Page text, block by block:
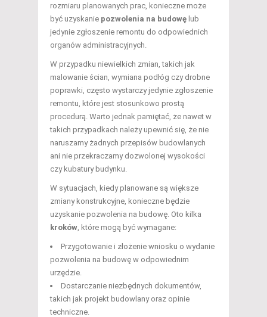
rozmiaru planowanych prac, konieczne może
być uzyskanie pozwolenia na budowę lub
jedynie zgłoszenie remontu do odpowiednich
organów administracyjnych.
W przypadku niewielkich zmian, takich jak
malowanie ścian, wymiana podłóg czy drobne
poprawki, często wystarczy jedynie zgłoszenie
remontu, które jest stosunkowo prostą
procedurą. Warto jednak pamiętać, że nawet w
takich przypadkach należy upewnić się, że nie
naruszamy żadnych przepisów budowlanych
ani nie przekraczamy dozwolonej wysokości
czy kubatury budynku.
W sytuacjach, kiedy planowane są większe
zmiany konstrukcyjne, konieczne będzie
uzyskanie pozwolenia na budowę. Oto kilka
kroków , które mogą być wymagane:
Przygotowanie i złożenie wniosku o wydanie
pozwolenia na budowę w odpowiednim
urzędzie.
Dostarczanie niezbędnych dokumentów,
takich jak projekt budowlany oraz opinie
techniczne.